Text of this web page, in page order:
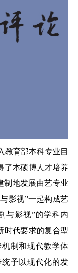
教育部本科专业目
了本硕博人才培养
制地发展曲艺专业
影视”一起构成艺
与影视”的学科内
时代要求的复合型
制和现代教学体
予以现代化的发